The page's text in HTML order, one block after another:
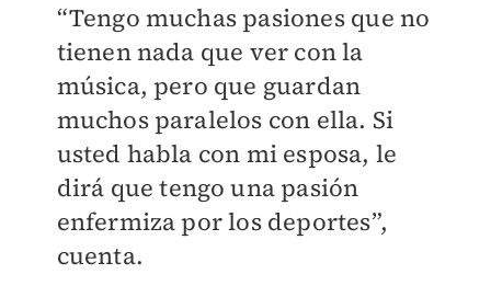
“Tengo muchas pasiones que no
tienen nada que ver con la
música, pero que guardan
muchos paralelos con ella. Si
usted habla con mi esposa, le
dirá que tengo una pasión
enfermiza por los deportes”,
cuenta.